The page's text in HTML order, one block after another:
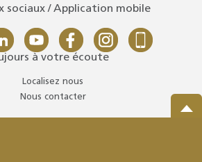
sociaux / Application mobile
à votre écoute
Localisez nous
Nous contacter